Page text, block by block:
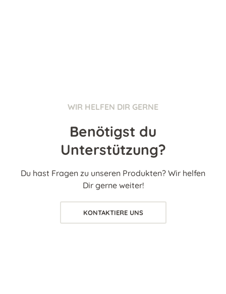
WIR HELFEN DIR GERNE
Benötigst du
Unterstützung?
Du hast Fragen zu unseren Produkten? Wir helfen
Dir gerne weiter!
KONTAKTIERE UNS